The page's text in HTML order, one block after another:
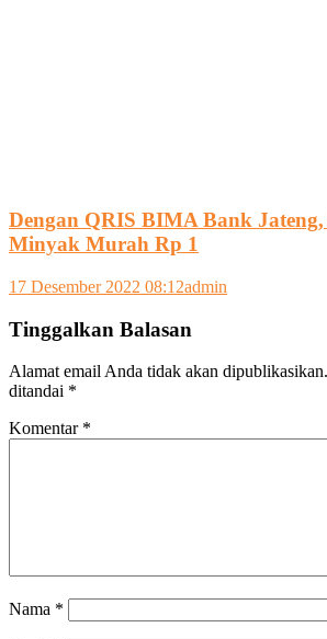
Dengan QRIS BIMA Bank Jateng,
Minyak Murah Rp 1
17 Desember 2022 08:12admin
Tinggalkan Balasan
Alamat email Anda tidak akan dipublikasikan.
ditandai *
Komentar *
Nama *